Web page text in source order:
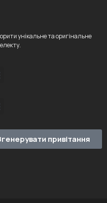
унікальне та оригінальне
привітання